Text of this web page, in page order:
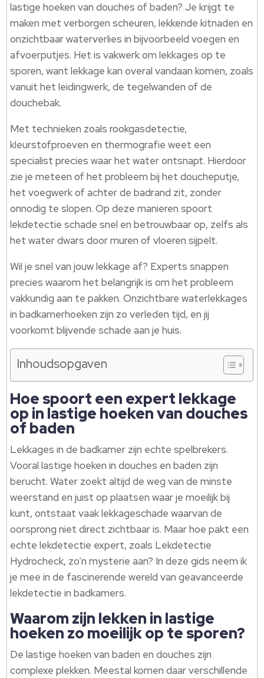
lastige hoeken van douches of baden? Je krijgt te
maken met verborgen scheuren, lekkende kitnaden en
onzichtbaar waterverlies in bijvoorbeeld voegen en
afvoerputjes. Het is vakwerk om lekkages op te
sporen, want lekkage kan overal vandaan komen, zoals
vanuit het leidingwerk, de tegelwanden of de
douchebak.
Met technieken zoals rookgasdetectie,
kleurstofproeven en thermografie weet een
specialist precies waar het water ontsnapt. Hierdoor
zie je meteen of het probleem bij het doucheputje,
het voegwerk of achter de badrand zit, zonder
onnodig te slopen. Op deze manieren spoort
lekdetectie schade snel en betrouwbaar op, zelfs als
het water dwars door muren of vloeren sijpelt.
Wil je snel van jouw lekkage af? Experts snappen
precies waarom het belangrijk is om het probleem
vakkundig aan te pakken. Onzichtbare waterlekkages
in badkamerhoeken zijn zo verleden tijd, en jij
voorkomt blijvende schade aan je huis.
Inhoudsopgaven
Hoe spoort een expert lekkage
op in lastige hoeken van douches
of baden
Lekkages in de badkamer zijn echte spelbrekers.
Vooral lastige hoeken in douches en baden zijn
berucht. Water zoekt altijd de weg van de minste
weerstand en juist op plaatsen waar je moeilijk bij
kunt, ontstaat vaak lekkageschade waarvan de
oorsprong niet direct zichtbaar is. Maar hoe pakt een
echte lekdetectie expert, zoals Lekdetectie
Hydrocheck, zo’n mysterie aan? In deze gids neem ik
je mee in de fascinerende wereld van geavanceerde
lekdetectie in badkamers.
Waarom zijn lekken in lastige
hoeken zo moeilijk op te sporen?
De lastige hoeken van baden en douches zijn
complexe plekken. Meestal komen daar verschillende